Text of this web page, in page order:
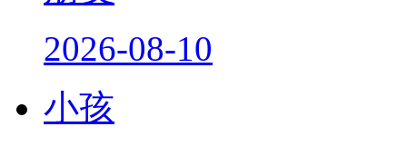
2026-08-10
小孩